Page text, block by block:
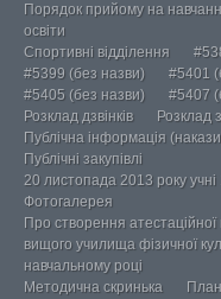
Порядок прийому на
освіти
Спортивні відділення
#5399 (без назви)
#5401
#5405 (без назви)
#5407
Розклад дзвінків
Розклад
Публічна інформація
Публічні закупівлі
20 листопада 2013 року
Фотогалерея
Про створення атестаційної
вищого училища фізичної
навчальному році
Методична скринька